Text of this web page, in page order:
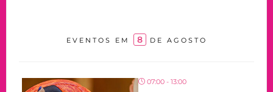
EVENTOS EM 8 DE AGOSTO
07:00 - 13:00